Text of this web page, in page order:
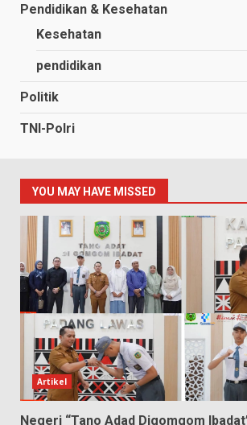
Pendidikan & Kesehatan
Kesehatan
pendidikan
Politik
TNI-Polri
YOU MAY HAVE MISSED
Artikel
Negeri “Tano Adad Digomgom